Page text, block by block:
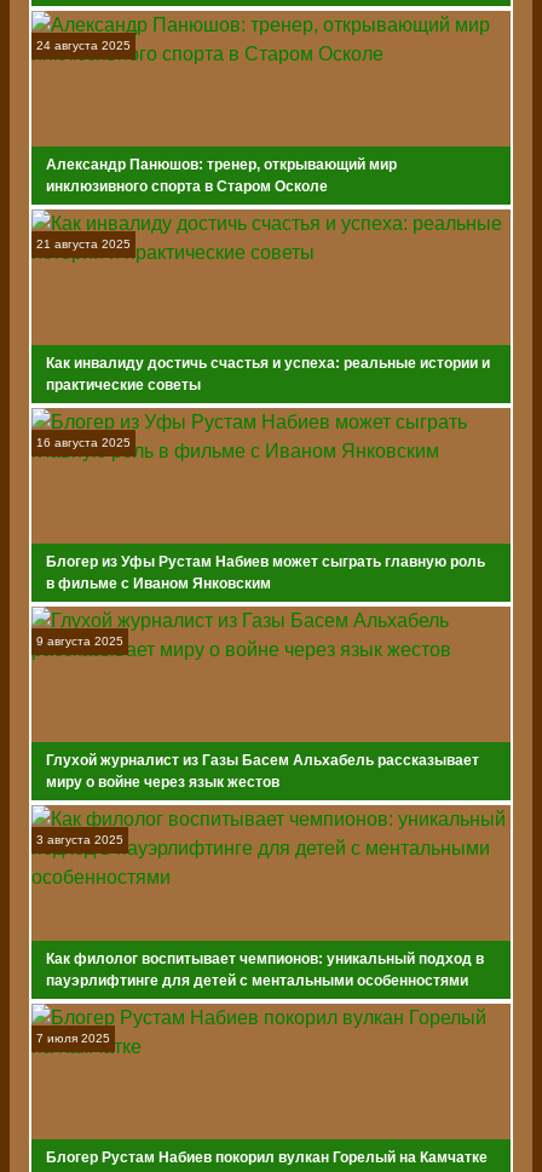
вездеходы
24 августа 2025
Александр Панюшов: тренер, открывающий мир
инклюзивного спорта в Старом Осколе
21 августа 2025
Как инвалиду достичь счастья и успеха: реальные истории и
практические советы
16 августа 2025
Блогер из Уфы Рустам Набиев может сыграть главную роль
в фильме с Иваном Янковским
9 августа 2025
Глухой журналист из Газы Басем Альхабель рассказывает
миру о войне через язык жестов
3 августа 2025
Как филолог воспитывает чемпионов: уникальный подход в
пауэрлифтинге для детей с ментальными особенностями
7 июля 2025
Блогер Рустам Набиев покорил вулкан Горелый на Камчатке